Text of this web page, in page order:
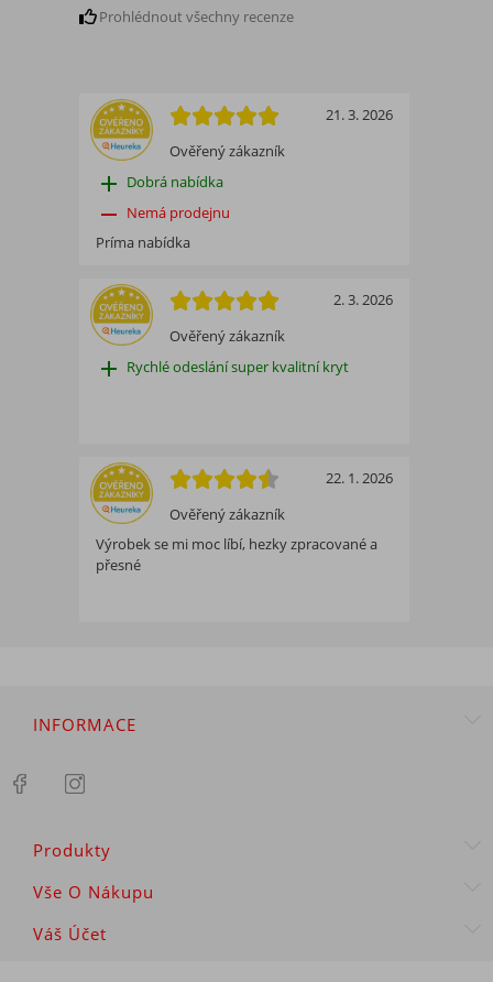
Prohlédnout všechny recenze
Ověřený zákazník
21. 3. 2026
add Dobrá nabídka
remove Nemá prodejnu
Príma nabídka
Ověřený zákazník
2. 3. 2026
add Rychlé odeslání super kvalitní kryt
Ověřený zákazník
22. 1. 2026
Výrobek se mi moc líbí, hezky zpracované a
přesné
INFORMACE
Produkty
Vše O Nákupu
Váš Účet